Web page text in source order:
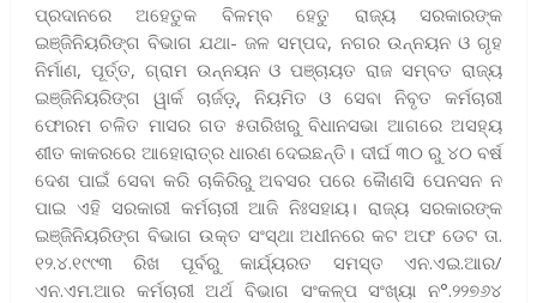
ପ୍ରଦାନରେ ଅହେତୁକ ବିଳମ୍ବ ହେତୁ ରାଜ୍ୟ ସରକାରଙ୍କ
ଇଞ୍ଜିନିୟରିଙ୍ଗ ବିଭାଗ ଯଥା- ଜଳ ସମ୍ପଦ, ନଗର ଉନ୍ନୟନ ଓ ଗୃହ
ନିର୍ମାଣ, ପୂର୍ତ୍ତ, ଗ୍ରାମ ଉନ୍ନୟନ ଓ ପଞ୍ଚାୟତ ରାଜ ସମ୍ବତ ରାଜ୍ୟ
ଇଞ୍ଜିନିୟରିଙ୍ଗ ୱାର୍କ ଚାର୍ଜଡ଼୍, ନିୟମିତ ଓ ସେବା ନିବୃତ କର୍ମଚାରୀ
ଫୋରମ ଚଳିତ ମାସର ଗତ ୫ତାରିଖରୁ ବିଧାନସଭା ଆଗରେ ଅସହ୍ୟ
ଶୀତ କାକରରେ ଆହୋରାତ୍ର ଧାରଣ ଦେଇଛନ୍ତି। ଦୀର୍ଘ ୩୦ ରୁ ୪୦ ବର୍ଷ
ଦେଶ ପାଇଁ ସେବା କରି ଚାକିରିରୁ ଅବସର ପରେ କୋୖଣସି ପେନସନ ନ
ପାଇ ଏହି ସରକାରୀ କର୍ମଚାରୀ ଆଜି ନିଃସହାୟ। ରାଜ୍ୟ ସରକାରଙ୍କ
ଇଞ୍ଜିନିୟରିଙ୍ଗ ବିଭାଗ ଉକ୍ତ ସଂସ୍ଥା ଅଧୀନରେ କଟ ଅଫ ଡେଟ ତା.
୧୨.୪.୧୯୯୩ ରିଖ ପୂର୍ବରୁ କାର୍ଯ୍ୟରତ ସମସ୍ତ ଏନ.ଏଇ.ଆର/
ଏନ.ଏମ.ଆର କର୍ମଚାରୀ ଅର୍ଥ ବିଭାଗ ସଂକଳ୍ପ ସଂଖ୍ୟା ନ°.୨୨୭୬୪